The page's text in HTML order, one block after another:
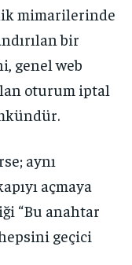
mimarilerinde
bir
genel web
oturum iptal
aynı
açmaya
“Bu anahtar
geçici